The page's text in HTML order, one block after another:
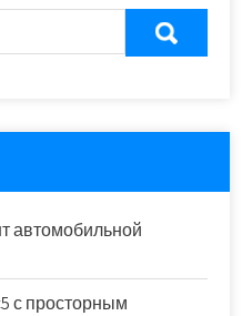
автомобильной
с просторным